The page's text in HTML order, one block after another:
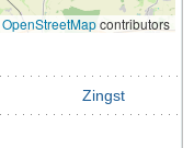
OpenStreetMapcontributors
Zingst